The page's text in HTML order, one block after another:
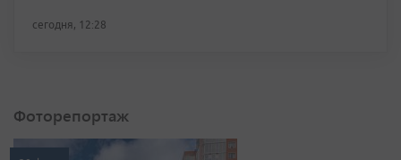
сегодня, 12:28
Фоторепортаж